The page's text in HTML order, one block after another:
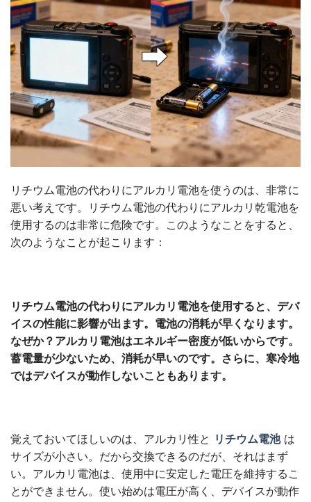
リチウム電池の代わりにアルカリ電池を使うのは、非常に
悪い考えです。リチウム電池の代わりにアルカリ乾電池を
使用するのは非常に危険です。このようなことをすると、
次のようなことが起こります：
リチウム電池の代わりにアルカリ電池を使用すると、デバ
イスの性能に影響が出ます。電池の消耗が早くなります。
なぜか？アルカリ電池はエネルギー密度が低いからです。
蓄電量が少ないため、消耗が早いのです。さらに、寒冷地
ではデバイスが動作しないこともあります。
覚えておいてほしいのは、アルカリ性と リチウム電池は
サイズが小さい。だから交換できるのだが、それはまず
い。アルカリ電池は、使用中に安定した電圧を維持するこ
とができません。使い始めは電圧が高く、デバイスが動作